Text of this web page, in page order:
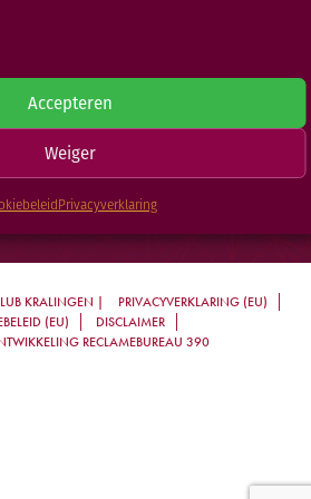
Accepteren
Weiger
Privacyverklaring
Golfclub Kralingen
KRALINGEN |
PRIVACYVERKLARING (EU)
(EU)
DISCLAIMER
RECLAMEBUREAU 390